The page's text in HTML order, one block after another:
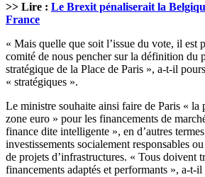
>> Lire : Le Brexit pénaliserait la
France
« Mais quelle que soit l’issue du vote, il est
comité de nous pencher sur la définition du
stratégique de la Place de Paris », a-t-il
« stratégiques ».
Le ministre souhaite ainsi faire de Paris « la
zone euro » pour les financements de
finance dite intelligente », en d’autres
investissements socialement responsables
de projets d’infrastructures. « Tous doivent
financements adaptés et performants », a-t-